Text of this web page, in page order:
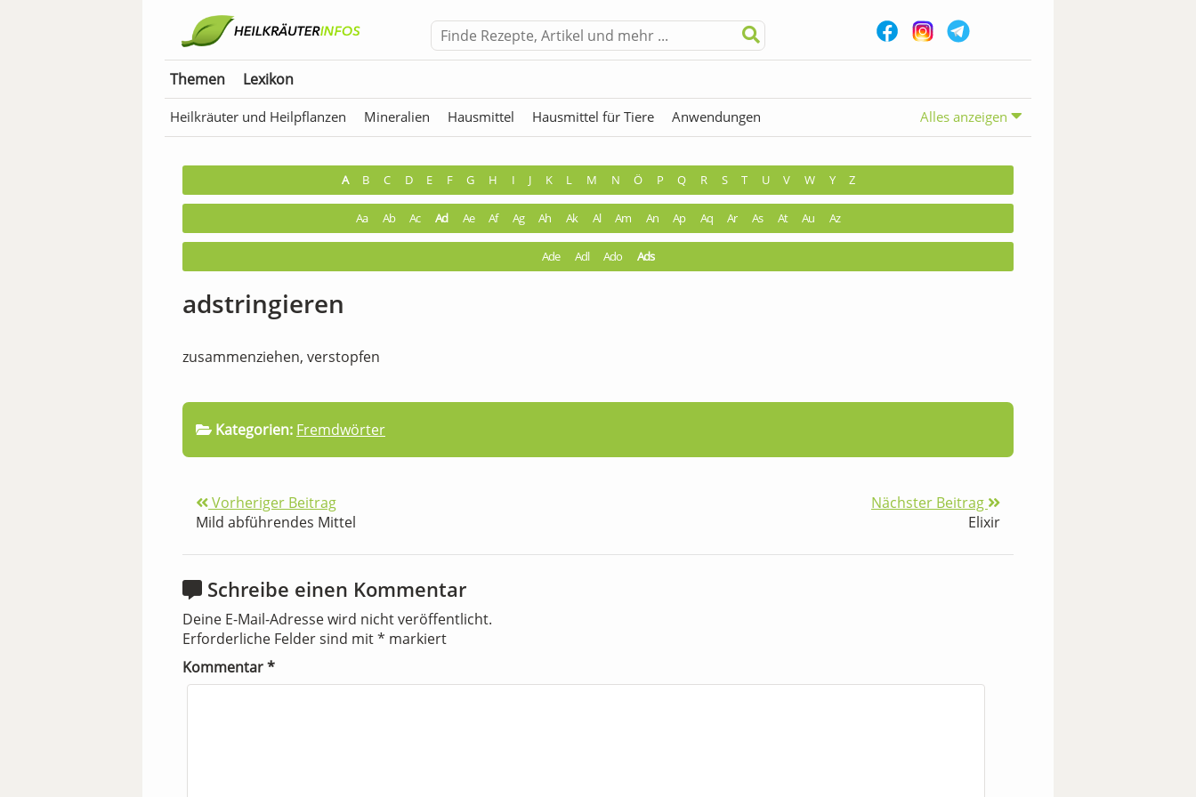
Themen Lexikon
Heilkräuter und Heilpflanzen Mineralien Hausmittel Hausmittel für Tiere Anwendungen Alles anzeigen
A B C D E F G H I J K L M N Ö P Q R S T U V W Y Z
Aa Ab Ac Ad Ae Af Ag Ah Ak Al Am An Ap Aq Ar As At Au Az
Ade Adl Ado Ads
adstringieren
zusammenziehen, verstopfen
Kategorien: Fremdwörter
Vorheriger Beitrag
Mild abführendes Mittel
Nächster Beitrag
Elixir
Schreibe einen Kommentar
Deine E-Mail-Adresse wird nicht veröffentlicht.
Erforderliche Felder sind mit* markiert
Kommentar*